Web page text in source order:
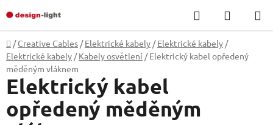
to
content
Search
CART
Home
/ Creative Cables / Elektrické kabely / Elektrické kabely /
Elektrické kabely / Kabely osvětlení / Elektrický kabel opředený
měděným vláknem
Elektrický kabel
opředený měděným